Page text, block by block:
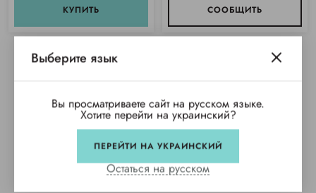
КУПИТЬ СООБЩИТЬ
Выберите язык
Вы просматриваете сайт на русском языке.
Хотите перейти на украинский?
ПЕРЕЙТИ НА УКРАИНСКИЙ
Остаться на русском